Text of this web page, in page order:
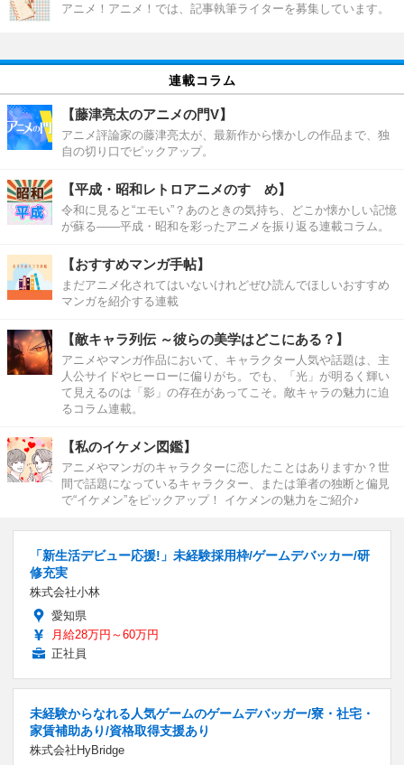
アニメ！アニメ！では、記事執筆ライターを募集しています。
連載コラム
【藤津亮太のアニメの門V】
アニメ評論家の藤津亮太が、最新作から懐かしの作品まで、独
自の切り口でピックアップ。
【平成・昭和レトロアニメのすゝめ】
令和に見ると“エモい”？あのときの気持ち、どこか懐かしい記憶
が蘇る――平成・昭和を彩ったアニメを振り返る連載コラム。
【おすすめマンガ手帖】
まだアニメ化されてはいないけれどぜひ読んでほしいおすすめ
マンガを紹介する連載
【敵キャラ列伝 ～彼らの美学はどこにある？】
アニメやマンガ作品において、キャラクター人気や話題は、主
人公サイドやヒーローに偏りがち。でも、「光」が明るく輝い
て見えるのは「影」の存在があってこそ。敵キャラの魅力に迫
るコラム連載。
【私のイケメン図鑑】
アニメやマンガのキャラクターに恋したことはありますか？世
間で話題になっているキャラクター、または筆者の独断と偏見
で“イケメン”をピックアップ！ イケメンの魅力をご紹介♪
「新生活デビュー応援!」未経験採用枠/ゲームデバッカー/研
修充実
株式会社小林
愛知県
月給28万円～60万円
正社員
未経験からなれる人気ゲームのゲームデバッガー/寮・社宅・
家賃補助あり/資格取得支援あり
株式会社HyBridge